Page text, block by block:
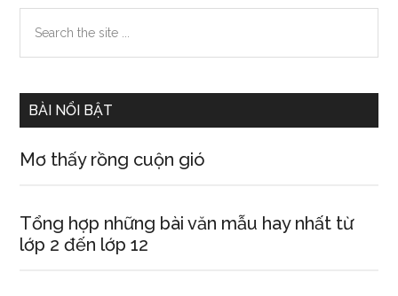
đặc
điểm
của
bản
văn
học.
Primary
Sidebar
the
BÀI NỔI BẬT
Mơ thấy rồng cuộn gió
Tổng hợp những bài văn mẫu hay nhất từ
lớp 2 đến lớp 12